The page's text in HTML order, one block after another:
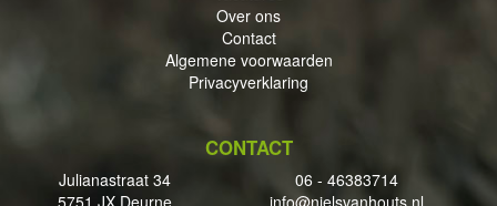
Over ons
Contact
Algemene voorwaarden
Privacyverklaring
CONTACT
Julianastraat 34
06 - 46383714
5751 JX Deurne
info@nielsvanhouts.nl